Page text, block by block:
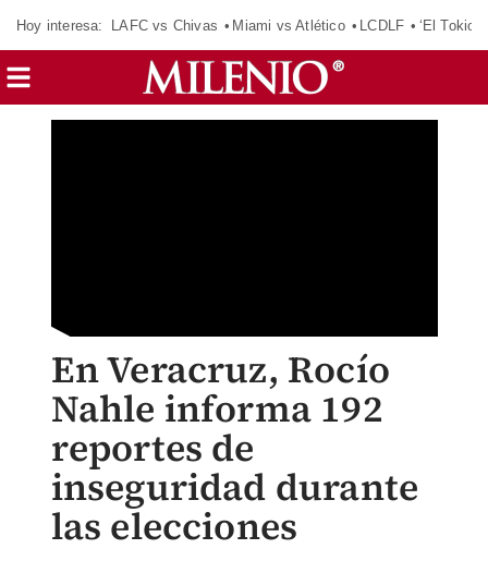
Hoy interesa: LAFC vs Chivas Miami vs Atlético LCDLF ‘El Tokio’
En Veracruz, Rocío
Nahle informa 192
reportes de
inseguridad durante
las elecciones